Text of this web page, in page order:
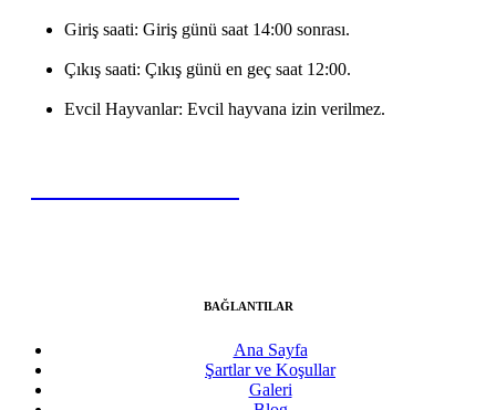
Giriş saati: Giriş günü saat 14:00 sonrası.
Çıkış saati: Çıkış günü en geç saat 12:00.
Evcil Hayvanlar: Evcil hayvana izin verilmez.
BAĞLANTILAR
Ana Sayfa
Şartlar ve Koşullar
Galeri